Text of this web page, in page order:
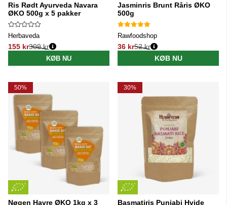
Ris Rødt Ayurveda Navara
ØKO 500g x 5 pakker
Herbaveda
155 kr
Normalpris:
309 kr
KØB NU
Jasminris Brunt Råris ØKO
500g
Rawfoodshop
36 kr
Normalpris:
52 kr
KØB NU
50%
Nøgen Havre ØKO 1kg x 3
30%
Basmatiris Punjabi Hvide